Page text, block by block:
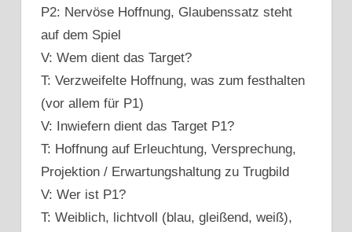
P2: Nervöse Hoffnung, Glaubenssatz steht
auf dem Spiel
V: Wem dient das Target?
T: Verzweifelte Hoffnung, was zum festhalten
(vor allem für P1)
V: Inwiefern dient das Target P1?
T: Hoffnung auf Erleuchtung, Versprechung,
Projektion / Erwartungshaltung zu Trugbild
V: Wer ist P1?
T: Weiblich, lichtvoll (blau, gleißend, weiß),